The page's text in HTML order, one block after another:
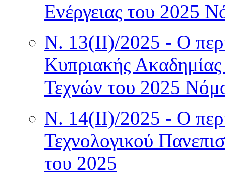
Ενέργειας του 2025
Ν. 13(II)/2025 - Ο
Κυπριακής
Τεχνών του 2025
Ν. 14(II)/2025 - Ο
Τεχνολογικού
του 2025